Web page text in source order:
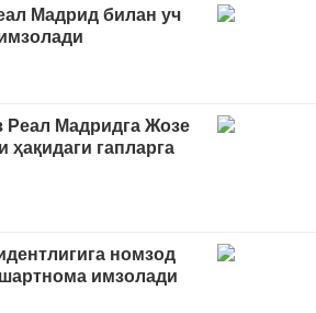
Мадрид билан уч
Реал Мадридга Жозе
гапларга
номзод
имзолади